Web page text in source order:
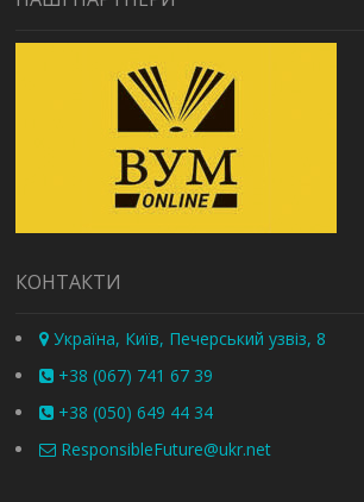
КОНТАКТИ
Україна, Київ, Печерський узвіз, 8
+38 (067) 741 67 39
+38 (050) 649 44 34
ResponsibleFuture@ukr.net